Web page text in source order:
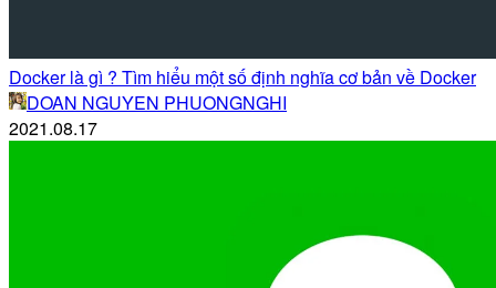
Docker là gì ? Tìm hiểu một số định nghĩa cơ bản về Docker
DOAN NGUYEN PHUONGNGHI
2021.08.17